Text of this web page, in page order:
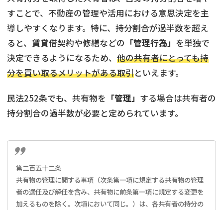
すことで、不動産の管理や活用における意思決定を主
導しやすくなります。特に、持分割合が過半数を超え
ると、賃貸借契約や修繕などの 「管理行為」 を単独で
決定できるようになるため、 他の共有者にとっても持
分を買い取るメリットがある取引といえます。
民法252条でも、共有物を 「管理」 する場合は共有者の
持分割合の過半数が必要と定められています。
第二百五十二条
共有物の管理に関する事項（次条第一項に規定する共有物の管理
者の選任及び解任を含み、共有物に前条第一項に規定する変更を
加えるものを除く。次項において同じ。）は、各共有者の持分の